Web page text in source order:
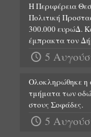
Η Περιφέρεια
Πολιτική
300.000 ευρώΔ.
έμπρακτα τον
5
Ολοκληρώθηκε
τμήματα των
στους Σοφάδες.
5